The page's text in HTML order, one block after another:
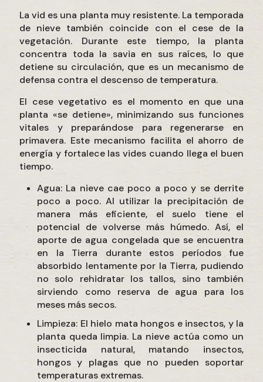
La vid es una planta muy resistente. La temporada
de nieve también coincide con el cese de la
vegetación. Durante este tiempo, la planta
concentra toda la savia en sus raíces, lo que
detiene su circulación, que es un mecanismo de
defensa contra el descenso de temperatura.
El cese vegetativo es el momento en que una
planta «se detiene», minimizando sus funciones
vitales y preparándose para regenerarse en
primavera. Este mecanismo facilita el ahorro de
energía y fortalece las vides cuando llega el buen
tiempo.
Agua: La nieve cae poco a poco y se derrite
poco a poco. Al utilizar la precipitación de
manera más eficiente, el suelo tiene el
potencial de volverse más húmedo. Así, el
aporte de agua congelada que se encuentra
en la Tierra durante estos períodos fue
absorbido lentamente por la Tierra, pudiendo
no solo rehidratar los tallos, sino también
sirviendo como reserva de agua para los
meses más secos.
Limpieza: El hielo mata hongos e insectos, y la
planta queda limpia. La nieve actúa como un
insecticida natural, matando insectos,
hongos y plagas que no pueden soportar
temperaturas extremas.